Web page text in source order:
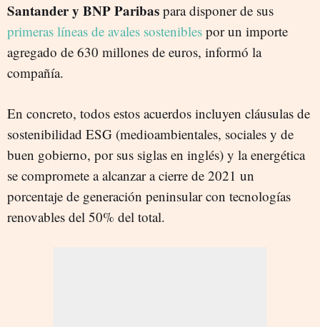
Santander y BNP Paribas para disponer de sus
primeras líneas de avales sostenibles por un importe
agregado de 630 millones de euros, informó la
compañía.
En concreto, todos estos acuerdos incluyen cláusulas de
sostenibilidad ESG (medioambientales, sociales y de
buen gobierno, por sus siglas en inglés) y la energética
se compromete a alcanzar a cierre de 2021 un
porcentaje de generación peninsular con tecnologías
renovables del 50% del total.